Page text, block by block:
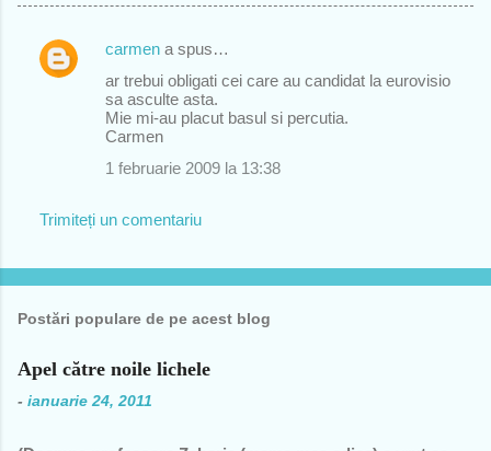
C
t
carmen a spus…
ar trebui obligati cei care au candidat la eurovisio
sa asculte asta.
Mie mi-au placut basul si percutia.
Carmen
1 februarie 2009 la 13:38
Trimiteți un comentariu
Postări populare de pe acest blog
Apel către noile lichele
- ianuarie 24, 2011